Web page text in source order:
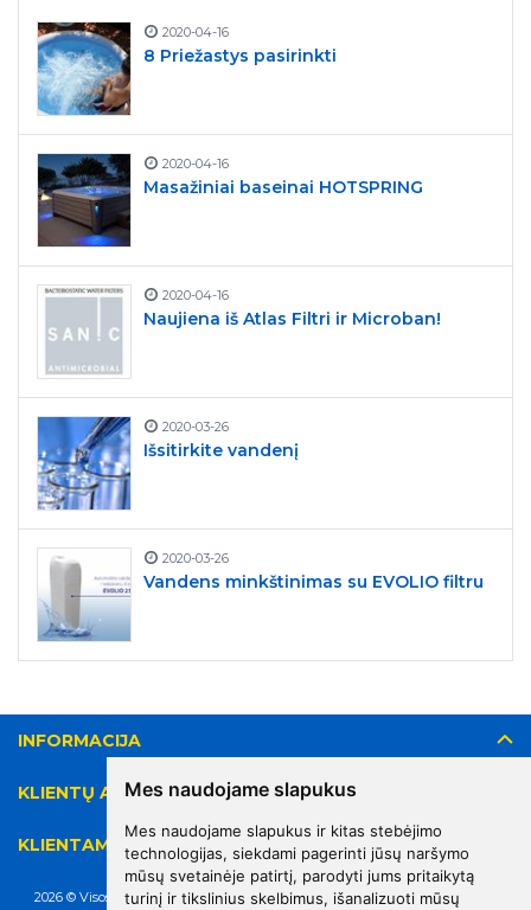
Mes naudojame slapukus
Mes naudojame slapukus ir kitas stebėjimo
technologijas, siekdami pagerinti jūsų naršymo
mūsų svetainėje patirtį, parodyti jums pritaikytą
turinį ir tikslinius skelbimus, išanalizuoti mūsų
2020-04-16
8 Priežastys pasirinkti
2020-04-16
Masažiniai baseinai HOTSPRING
2020-04-16
Naujiena iš Atlas Filtri ir Microban!
2020-03-26
Išsitirkite vandenį
2020-03-26
Vandens minkštinimas su EVOLIO filtru
INFORMACIJA
KLIENTŲ APTARNAVIMAS
KLIENTAMS
2026 © Visos teisės saugomos. Kopijuoti, platinti svetainės turinį be autorių